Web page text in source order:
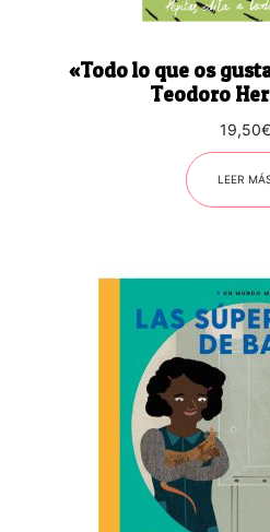
«Todo lo que os
Teodoro
19,50€
LEER